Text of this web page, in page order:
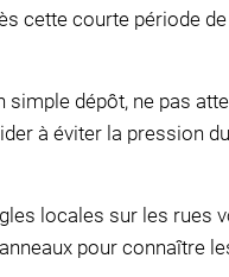
cette courte période
dépôt, ne pas
à éviter la pression
locales sur les rues
pour connaître